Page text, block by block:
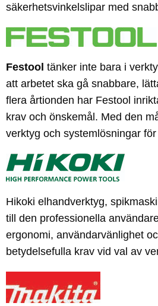
säkerhetsvinkelslipar med
Festool tänker inte bara i
att arbetet ska gå snabbare,
flera årtionden har Festool
krav och önskemål. Med den
verktyg och systemlösningar
Hikoki elhandverktyg,
till den professionella
ergonomi, användarvänlighet
betydelsefulla krav vid val av